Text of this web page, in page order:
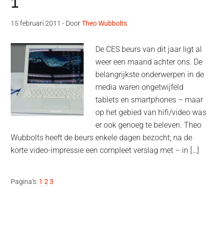
15 februari 2011 - DoorTheo Wubbolts
De CES beurs van dit jaar ligt al
weer een maand achter ons. De
belangrijkste onderwerpen in de
media waren ongetwijfeld
tablets en smartphones – maar
op het gebied van hifi/video was
er ook genoeg te beleven. Theo
Wubbolts heeft de beurs enkele dagen bezocht; na de
korte video-impressie een compleet verslag met – in […]
Pagina's: Pagina
1 Pagina
2 Pagina
3